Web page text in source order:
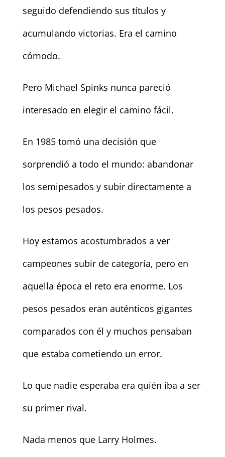
seguido defendiendo sus títulos y
acumulando victorias. Era el camino
cómodo.
Pero Michael Spinks nunca pareció
interesado en elegir el camino fácil.
En 1985 tomó una decisión que
sorprendió a todo el mundo: abandonar
los semipesados y subir directamente a
los pesos pesados.
Hoy estamos acostumbrados a ver
campeones subir de categoría, pero en
aquella época el reto era enorme. Los
pesos pesados eran auténticos gigantes
comparados con él y muchos pensaban
que estaba cometiendo un error.
Lo que nadie esperaba era quién iba a ser
su primer rival.
Nada menos que Larry Holmes.